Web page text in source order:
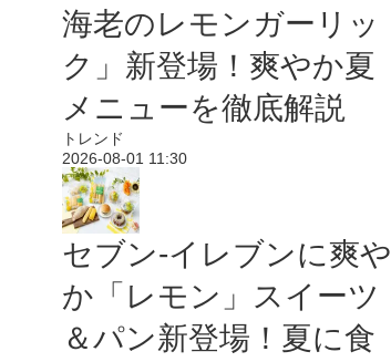
海老のレモンガーリッ
ク」新登場！爽やか夏
メニューを徹底解説
トレンド
2026-08-01 11:30
セブン‐イレブンに爽や
か「レモン」スイーツ
＆パン新登場！夏に食